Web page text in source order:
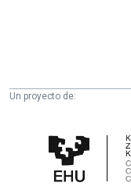
Un proyecto de:
Cultura
Científica